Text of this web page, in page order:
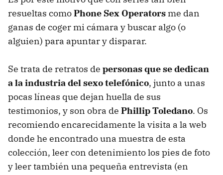
resueltas comoPhone Sex Operators me dan
ganas de coger mi cámara y buscar algo (o
alguien) para apuntar y disparar.
Se trata de retratos de personas que se dedican
a la industria del sexo telefónico, junto a unas
pocas líneas que dejan huella de sus
testimonios, y son obra de Phillip Toledano. Os
recomiendo encarecidamente la visita a la web
donde he encontrado una muestra de esta
colección, leer con detenimiento los pies de foto
y leer también una pequeña entrevista (en